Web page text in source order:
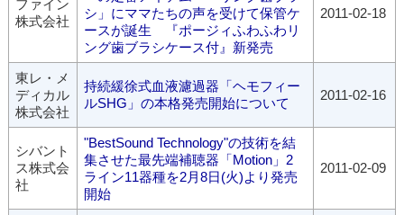
ファイン
株式会社
シ」にママたちの声を受けて保管ケ
ースが誕生 『ポージィふわふわリ
ング歯ブラシケース付』新発売
2011-02-18
東レ・メ
ディカル
株式会社
持続緩徐式血液濾過器「ヘモフィー
ルSHG」の本格発売開始について
2011-02-16
シバント
ス株式会
社
"BestSound Technology"の技術を結
集させた最先端補聴器「Motion」2
ライン11器種を2月8日(火)より発売
開始
2011-02-09